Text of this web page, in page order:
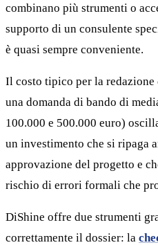
combinano più strumenti o
supporto di un consulente
è quasi sempre conveniente.
Il costo tipico per la redazione
una domanda di bando di
100.000 e 500.000 euro)
un investimento che si ripaga
approvazione del progetto e
rischio di errori formali che
DiShine offre due strumenti
correttamente il dossier: la